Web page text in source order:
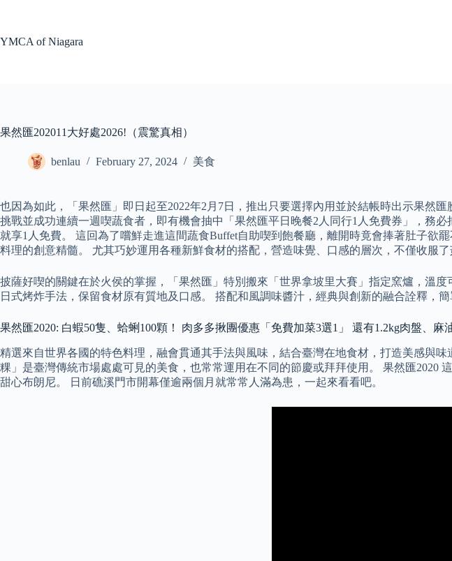
YMCA of Niagara
果然匯202011大好處2026!（震驚真相）
benlau February 27, 2024 美食
也因為如此，「果然匯」即日起至2022年2月7日，推出只要選擇內用並於結帳時出示果然
挑戰並成功連續一週喫蔬食者，即有機會抽中「果然匯平日晚餐2人同行1人免費券」，務
就享1人免費。 這回為了嚐鮮走進這間蔬食Buffet自助喫到飽餐廳，離開時竟會捧著肚子
料理的創意精髓。 尤其巧妙運用各種新鮮食材的搭配，營造味覺、口感的層次，不僅收服
披薩好喫的關鍵在於火侯的掌握，「果然匯」特別搬來「世界拿坡里大賽」指定窯爐，溫
日式烤炸手法，保留食材原有質地及口感。 搭配和風調味醬汁，經典與創新的融合詮釋，簡
果然匯2020: 白蝦50隻、蛤蜊100顆！ 肉多多揪團優惠「免費加菜3選1」 還有1.2kg肉盤、麻
精選來自世界各國的特色料理，融會貫通其手法與風味，結合臺灣在地食材，打造美感與
粿」是臺灣傳統市場處處可見的美食，也常常運用在不同的節慶或拜拜使用。 果然匯
甜心布朗尼。 日前礁溪門市開幕僅逾兩個月就常常人滿為患，一起來看看吧。